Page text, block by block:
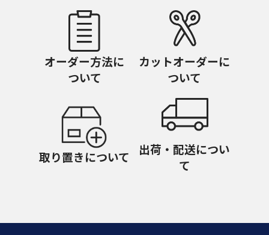
オーダー方法に
ついて
カットオーダーに
ついて
取り置きについて
出荷・配送につい
て